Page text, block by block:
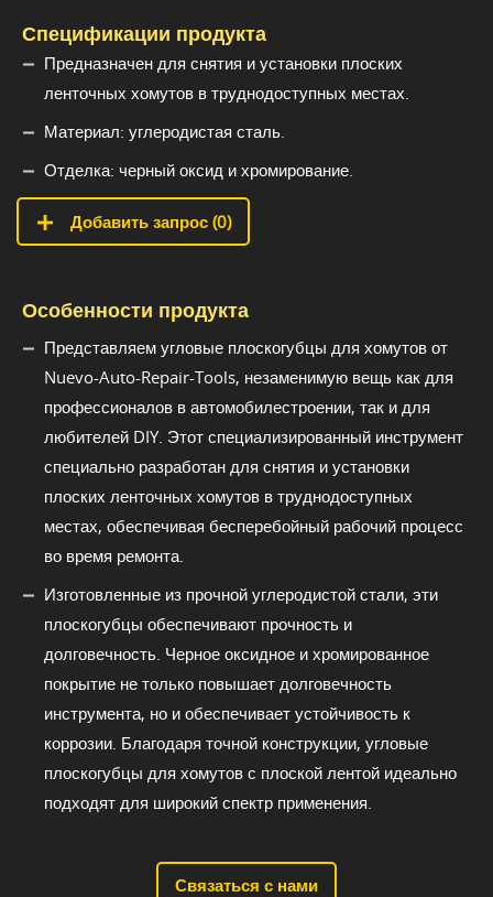
Спецификации продукта
Предназначен для снятия и установки плоских
ленточных хомутов в труднодоступных местах.
Материал: углеродистая сталь.
Отделка: черный оксид и хромирование.
Добавить запрос (0)
Особенности продукта
Представляем угловые плоскогубцы для хомутов от
Nuevo-Auto-Repair-Tools, незаменимую вещь как для
профессионалов в автомобилестроении, так и для
любителей DIY. Этот специализированный инструмент
специально разработан для снятия и установки
плоских ленточных хомутов в труднодоступных
местах, обеспечивая бесперебойный рабочий процесс
во время ремонта.
Изготовленные из прочной углеродистой стали, эти
плоскогубцы обеспечивают прочность и
долговечность. Черное оксидное и хромированное
покрытие не только повышает долговечность
инструмента, но и обеспечивает устойчивость к
коррозии. Благодаря точной конструкции, угловые
плоскогубцы для хомутов с плоской лентой идеально
подходят для широкий спектр применения.
Связаться с нами